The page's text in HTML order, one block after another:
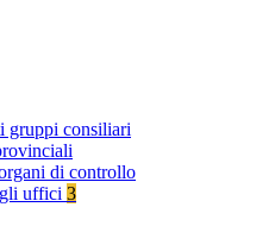
gruppi consiliari
di controllo
uffici 3